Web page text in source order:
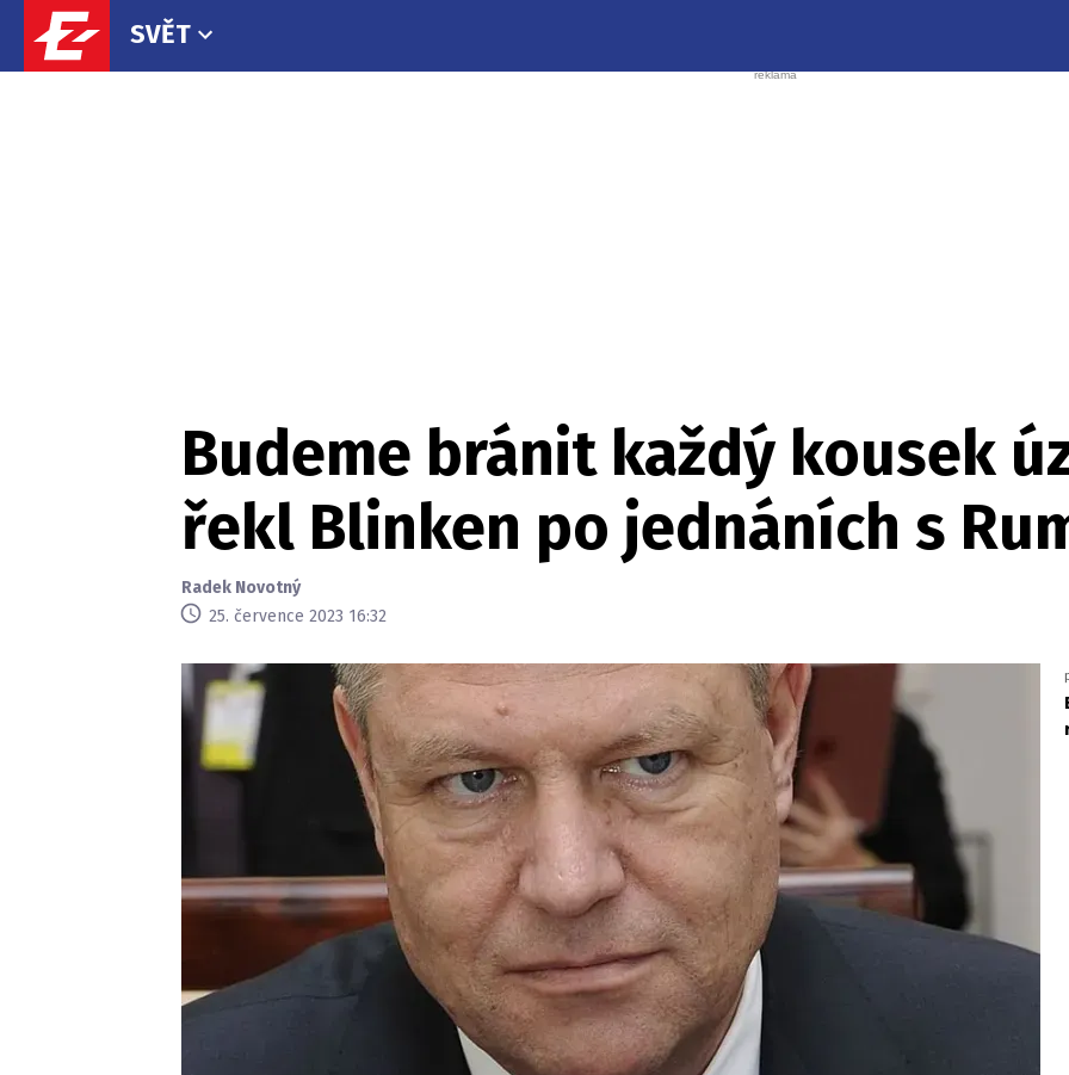
SVĚT
Budeme bránit každý kousek
řekl Blinken po jednáních s
Radek Novotný
25. července 2023 16:32